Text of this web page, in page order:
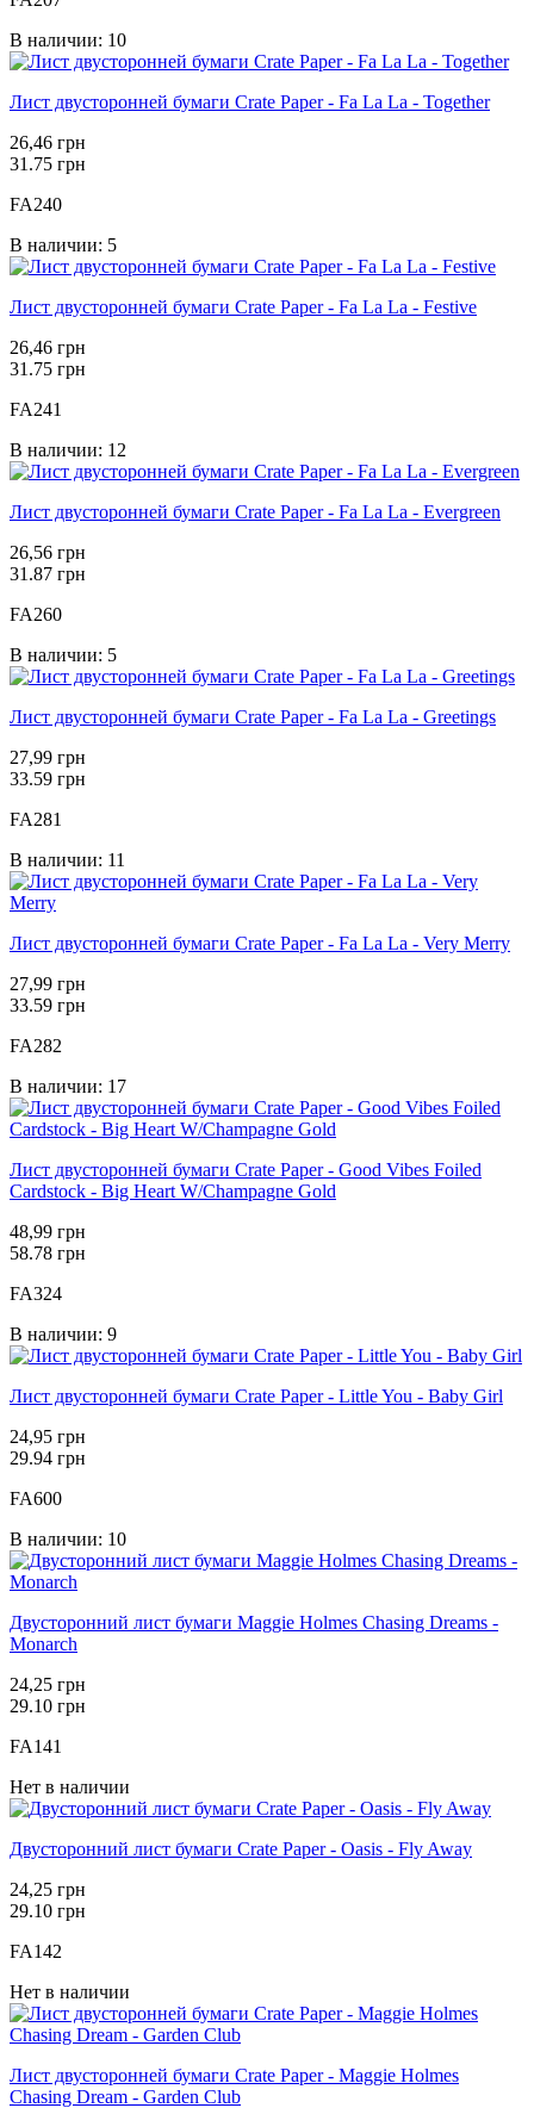
В наличии: 10
Лист двусторонней бумаги Crate Paper - Fa La La - Together
26,46 грн
31.75 грн
FA240
В наличии: 5
Лист двусторонней бумаги Crate Paper - Fa La La - Festive
26,46 грн
31.75 грн
FA241
В наличии: 12
Лист двусторонней бумаги Crate Paper - Fa La La - Evergreen
26,56 грн
31.87 грн
FA260
В наличии: 5
Лист двусторонней бумаги Crate Paper - Fa La La - Greetings
27,99 грн
33.59 грн
FA281
В наличии: 11
Лист двусторонней бумаги Crate Paper - Fa La La - Very Merry
27,99 грн
33.59 грн
FA282
В наличии: 17
Лист двусторонней бумаги Crate Paper - Good Vibes Foiled
Cardstock - Big Heart W/Champagne Gold
48,99 грн
58.78 грн
FA324
В наличии: 9
Лист двусторонней бумаги Crate Paper - Little You - Baby Girl
24,95 грн
29.94 грн
FA600
В наличии: 10
Двусторонний лист бумаги Maggie Holmes Chasing Dreams -
Monarch
24,25 грн
29.10 грн
FA141
Нет в наличии
Двусторонний лист бумаги Crate Paper - Oasis - Fly Away
24,25 грн
29.10 грн
FA142
Нет в наличии
Лист двусторонней бумаги Crate Paper - Maggie Holmes
Chasing Dream - Garden Club